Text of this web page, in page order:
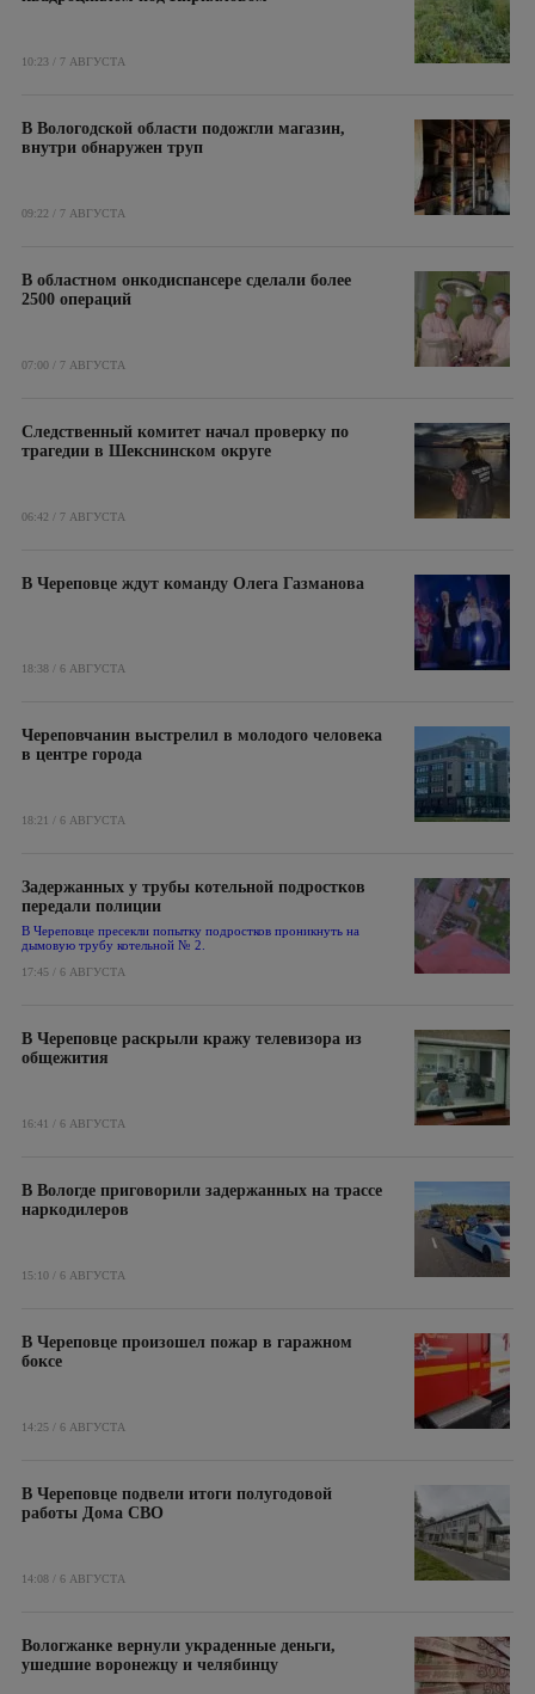
10:23 / 7 АВГУСТА
В Вологодской области подожгли магазин,
внутри обнаружен труп
09:22 / 7 АВГУСТА
В областном онкодиспансере сделали более
2500 операций
07:00 / 7 АВГУСТА
Следственный комитет начал проверку по
трагедии в Шекснинском округе
06:42 / 7 АВГУСТА
В Череповце ждут команду Олега Газманова
18:38 / 6 АВГУСТА
Череповчанин выстрелил в молодого человека
в центре города
18:21 / 6 АВГУСТА
Задержанных у трубы котельной подростков
передали полиции
В Череповце пресекли попытку подростков проникнуть на
дымовую трубу котельной № 2.
17:45 / 6 АВГУСТА
В Череповце раскрыли кражу телевизора из
общежития
16:41 / 6 АВГУСТА
В Вологде приговорили задержанных на трассе
наркодилеров
15:10 / 6 АВГУСТА
В Череповце произошел пожар в гаражном
боксе
14:25 / 6 АВГУСТА
В Череповце подвели итоги полугодовой
работы Дома СВО
14:08 / 6 АВГУСТА
Вологжанке вернули украденные деньги,
ушедшие воронежцу и челябинцу